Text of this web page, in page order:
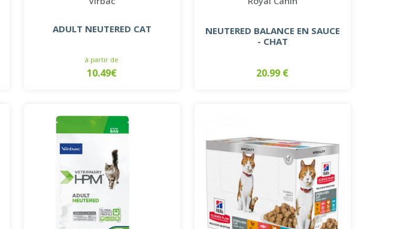
ADULT NEUTERED CAT
à partir de
10.49€
NEUTERED BALANCE EN SAUCE
- CHAT
20.99 €